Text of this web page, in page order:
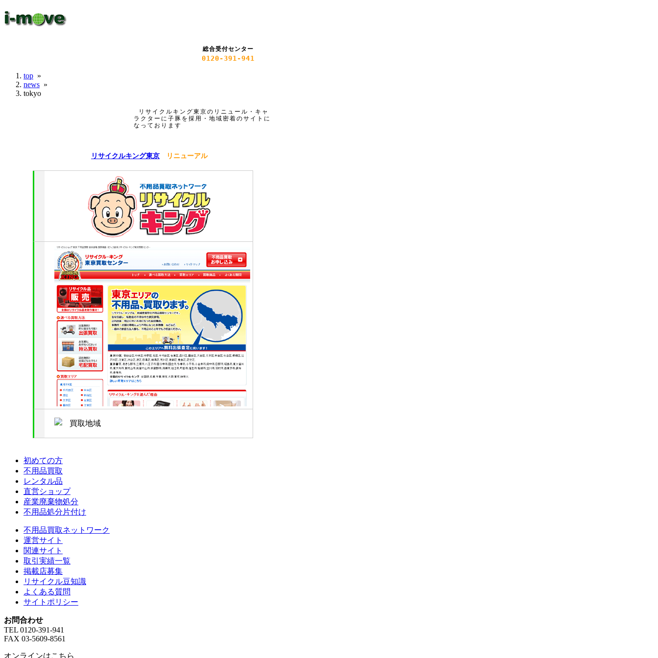
総合受付センター
0120-391-941
top »
news »
tokyo
リサイクルキング東京のリニュール・キャ
ラクターに子豚を採用・地域密着のサイトに
なっております
リサイクルキング東京 リニューアル
初めての方
不用品買取
レンタル品
直営ショップ
産業廃棄物処分
不用品処分片付け
不用品買取ネットワーク
運営サイト
関連サイト
取引実績一覧
掲載店募集
リサイクル豆知識
よくある質問
サイトポリシー
お問合わせ
TEL 0120-391-941
FAX 03-5609-8561
オンラインはこちら